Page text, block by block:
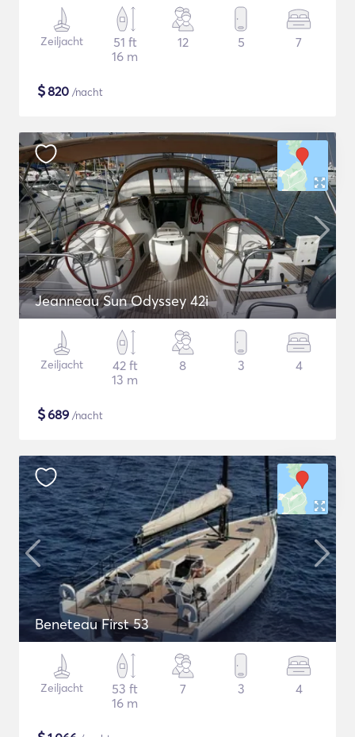
Zeiljacht
51 ft
16 m
12 5 7
$820 /nacht
Jeanneau Sun Odyssey 42i
Zeiljacht
42 ft
13 m
8 3 4
$689 /nacht
Beneteau First 53
Zeiljacht
53 ft
16 m
7 3 4